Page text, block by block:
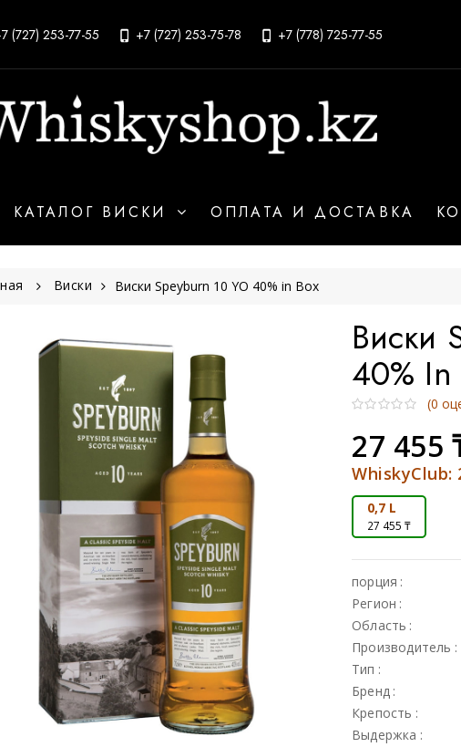
(727) 253-77-55 +7 (727) 253-75-78 +7 (778) 725-77-55
КАТАЛОГ ВИСКИ ОПЛАТА И ДОСТАВКА
Виски Виски Speyburn 10 YO 40% in Box
Виски
40% In
(0
27 455
WhiskyClub:
0,7 L
27 455 ₸
порция
Регион
Область
Производитель
Тип
Бренд
Крепость
Выдержка